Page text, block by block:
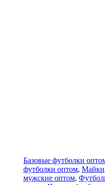
Базовые футболки
футболки оптом, Майки
мужские оптом,